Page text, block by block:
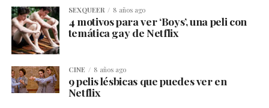
SEXQUEER 8 años ago
4 motivos para ver ‘Boys’, una peli con
temática gay de Netflix
CINE 8 años ago
9 pelis lésbicas que puedes ver en
Netflix